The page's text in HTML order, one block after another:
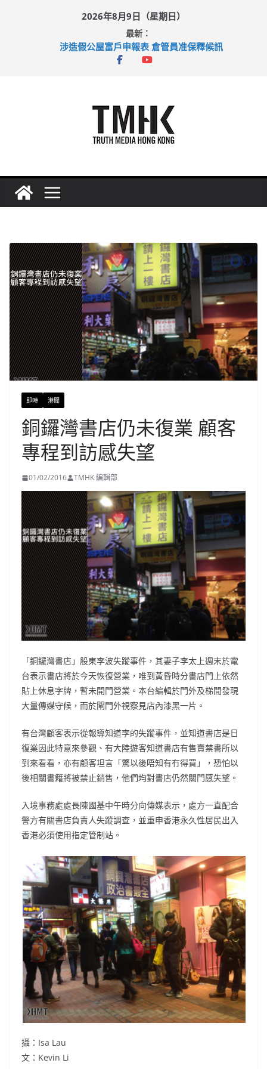
2026年8月9日（星期日）
最新：
涉造假公屋富戶申報表 倉管員准保釋候訊
即時 港聞
銅鑼灣書店仍未復業 顧客
專程到訪感失望
01/02/2016 TMHK 編輯部
「銅鑼灣書店」股東李波失蹤事件，其妻子李太上週末於電
台表示書店將於今天恢復營業，唯到黃昏時分書店門上依然
貼上休息字牌，暫未開門營業。本台編輯於門外及梯間發現
大量傳媒守候，而於閘門外視察見店內漆黑一片。
有台灣顧客表示從報導知道李的失蹤事件，並知道書店是日
復業因此特意來參觀、有大陸遊客知道書店有售賣禁書所以
到來看看，亦有顧客坦言「驚以後唔知有冇得買」，恐怕以
後相關書籍將被禁止銷售，他們均對書店仍然關門感失望。
入境事務處處長陳國基中午時分向傳媒表示，處方一直配合
警方有關書店負責人失蹤調查，並重申香港永久性居民出入
香港必須使用指定管制站。
攝：Isa Lau
文：Kevin Li